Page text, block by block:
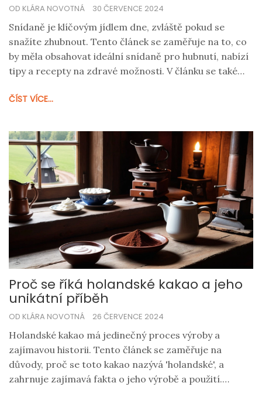
OD KLÁRA NOVOTNÁ 30 ČERVENCE 2024
Snídaně je klíčovým jídlem dne, zvláště pokud se
snažíte zhubnout. Tento článek se zaměřuje na to, co
by měla obsahovat ideální snídaně pro hubnutí, nabízí
tipy a recepty na zdravé možnosti. V článku se také
různých potravin a jak sestavit svoji snídani tak, aby
ČÍST VÍCE...
Proč se říká holandské kakao a jeho
unikátní příběh
OD KLÁRA NOVOTNÁ 26 ČERVENCE 2024
Holandské kakao má jedinečný proces výroby a
zajímavou historii. Tento článek se zaměřuje na
důvody, proč se toto kakao nazývá 'holandské', a
zahrnuje zajímavá fakta o jeho výrobě a použití.